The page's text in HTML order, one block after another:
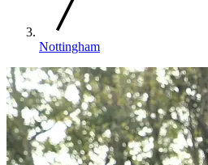
Nottingham